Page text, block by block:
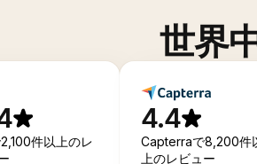
世界
件以上のレ
4.4
Capterraで8,200件
上のレビュー